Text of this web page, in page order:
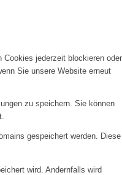
Cookies jederzeit blockieren oder
Sie unsere Website erneut
zu speichern. Sie können
gespeichert werden. Diese
wird. Andernfalls wird